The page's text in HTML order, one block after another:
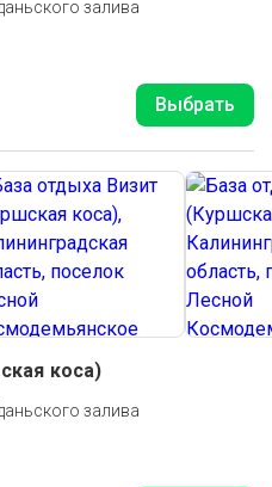
залива
Выбрать
коса)
залива